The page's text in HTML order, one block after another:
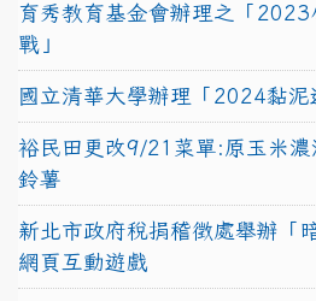
育秀教育基金會辦理之「2023
戰」
國立清華大學辦理「2024黏泥
裕民田更改9/21菜單:原玉米濃
鈴薯
新北市政府稅捐稽徵處舉辦「
網頁互動遊戲